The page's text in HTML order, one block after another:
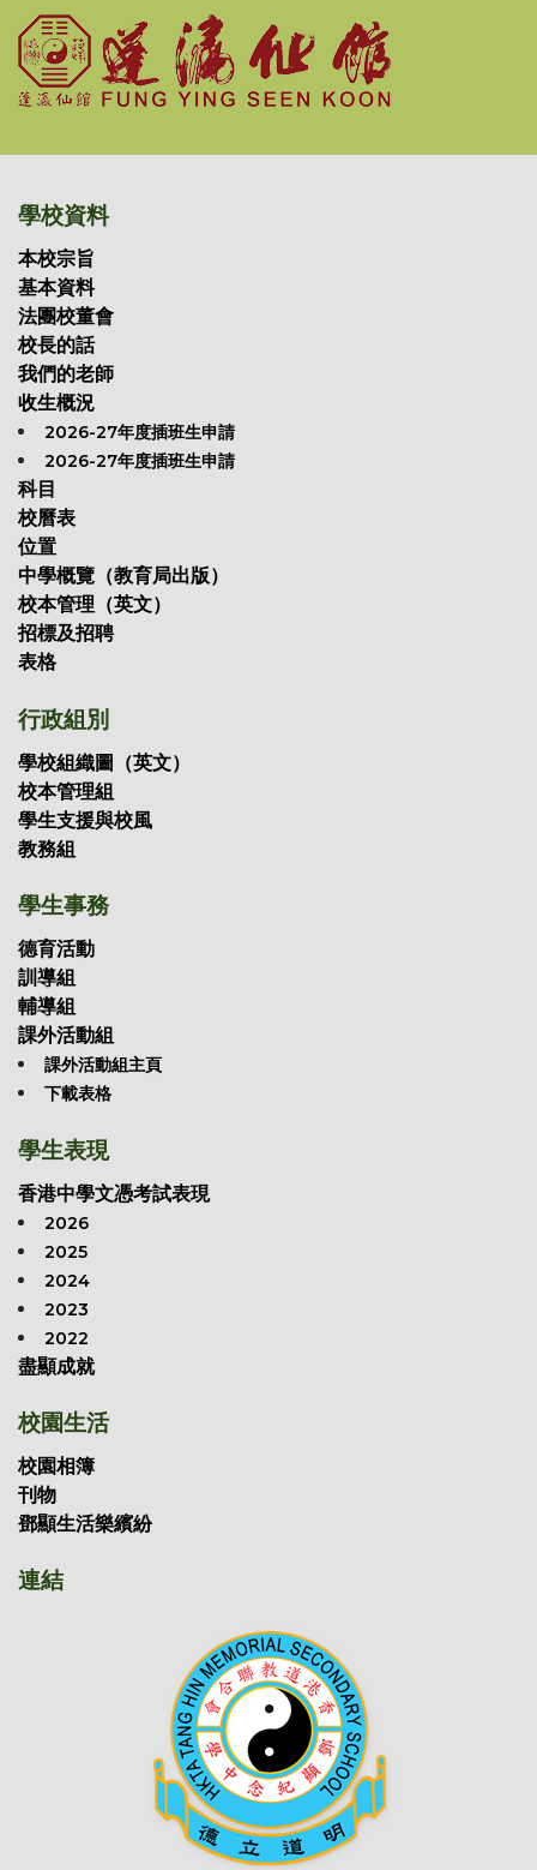
學校資料
本校宗旨
基本資料
法團校董會
校長的話
我們的老師
收生概況
2026-27年度插班生申請
2026-27年度插班生申請
科目
校曆表
位置
中學概覽（教育局出版）
校本管理（英文）
招標及招聘
表格
行政組別
學校組織圖（英文）
校本管理組
學生支援與校風
教務組
學生事務
德育活動
訓導組
輔導組
課外活動組
課外活動組主頁
下載表格
學生表現
香港中學文憑考試表現
2026
2025
2024
2023
2022
盡顯成就
校園生活
校園相簿
刊物
鄧顯生活樂繽紛
連結